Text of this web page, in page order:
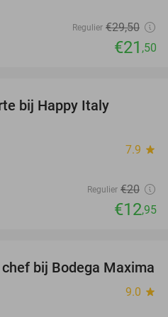
Regulier €29,50
€21 ,50
bij Happy Italy
7.9 star
Regulier €20
€12,95
33%
bij Bodega Maxima
9.0 star